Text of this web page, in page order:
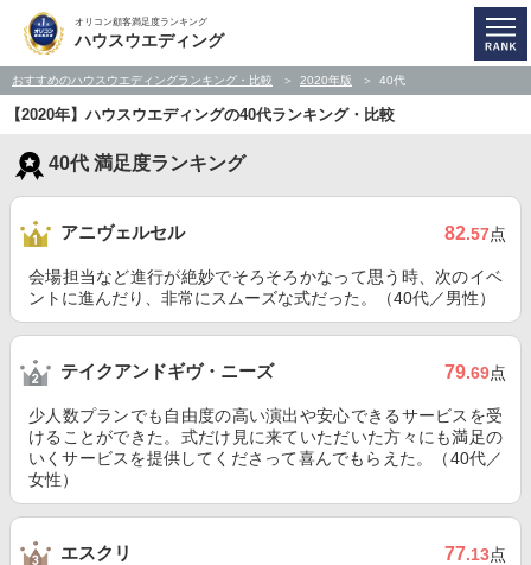
オリコン顧客満足度ランキング
ハウスウエディング
おすすめのハウスウエディングランキング・比較 2020年版 40代
【2020年】ハウスウエディングの40代ランキング・比較
40代 満足度ランキング
アニヴェルセル 82.57点
会場担当など進行が絶妙でそろそろかなって思う時、次のイベ
ントに進んだり、非常にスムーズな式だった。（40代／男性）
テイクアンドギヴ・ニーズ 79.69点
少人数プランでも自由度の高い演出や安心できるサービスを受
けることができた。式だけ見に来ていただいた方々にも満足の
いくサービスを提供してくださって喜んでもらえた。（40代／
女性）
エスクリ 77.13点